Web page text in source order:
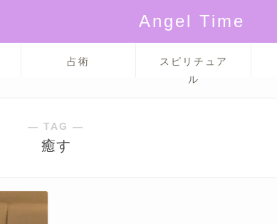
Angel Time
占術
スピリチュア
ル
― TAG ―
癒す